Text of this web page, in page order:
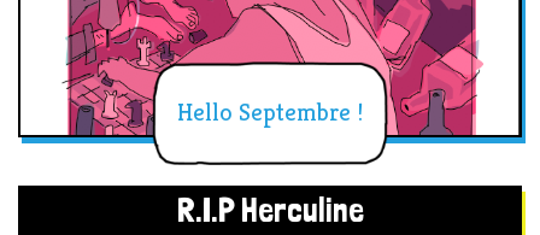
Hello Septembre !
R.I.P Herculine